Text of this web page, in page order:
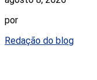
por
Redação do blog